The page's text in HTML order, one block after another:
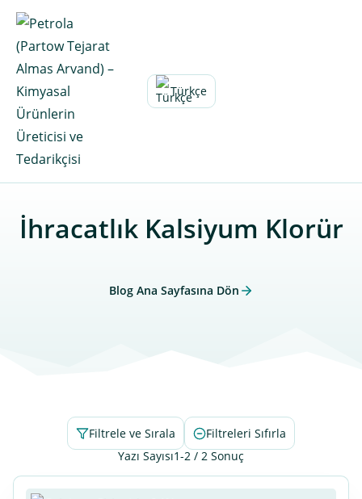
Skip
content
Türkçe
İhracatlık Kalsiyum Klorür
Blog Ana Sayfasına Dön
Filtrele ve Sırala
Filtreleri Sıfırla
Yazı Sayısı1-2 / 2 Sonuç